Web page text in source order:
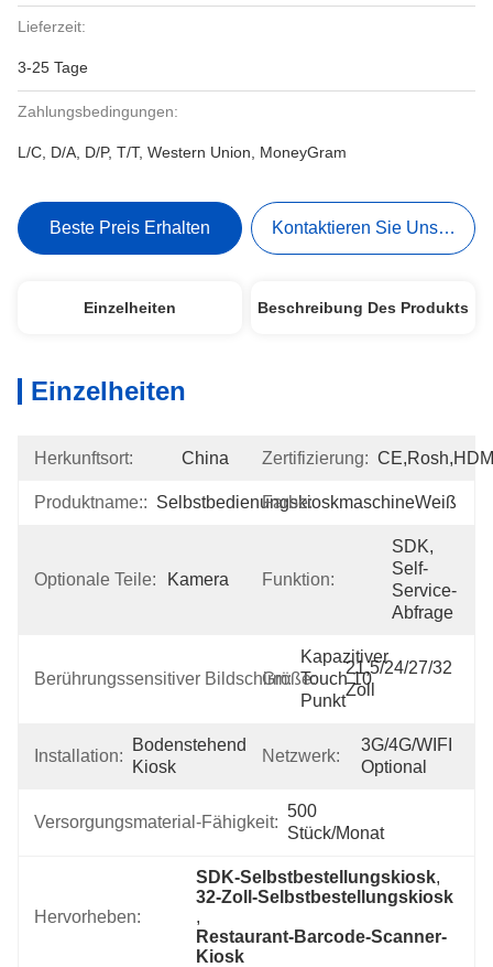
Lieferzeit:
3-25 Tage
Zahlungsbedingungen:
L/C, D/A, D/P, T/T, Western Union, MoneyGram
Beste Preis Erhalten Kontaktieren Sie Uns Jetzt
Einzelheiten Beschreibung Des Produkts
Einzelheiten
Herkunftsort: China Zertifizierung:
Produktname:: Selbstbedienungskioskmaschine
Farbe: Weiß
Optionale Teile: Kamera Funktion:
SDK,
Self-
Service-
Abfrage
Berührungssensitiver Bildschirm:
Kapazitiver
Touch 10
Punkt
Größe:
21,5/24/27/32
Zoll
Installation:
Bodenstehender
Kiosk
Netzwerk:
3G/4G/WIFI
Optional
Versorgungsmaterial-Fähigkeit:
500
Stück/Monat
Hervorheben:
SDK-Selbstbestellungskiosk,
32-Zoll-Selbstbestellungskiosk
,
Restaurant-Barcode-Scanner-
Kiosk